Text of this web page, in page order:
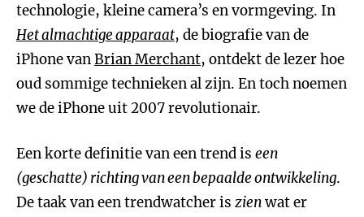
technologie, kleine camera’s en vormgeving. In
Het almachtige apparaat, de biografie van de
iPhone vanBrian Merchant, ontdekt de lezer hoe
oud sommige technieken al zijn. En toch noemen
we de iPhone uit 2007 revolutionair.
Een korte definitie van een trend is een
(geschatte) richting van een bepaalde ontwikkeling.
De taak van een trendwatcher is zienwat er